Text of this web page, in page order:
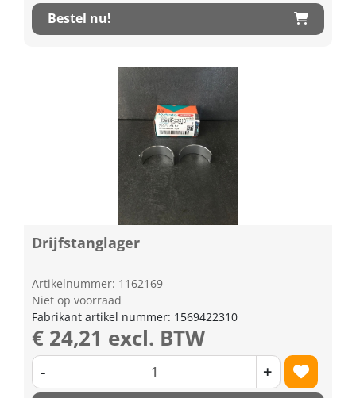
Bestel nu!
Drijfstanglager
Artikelnummer: 1162169
Niet op voorraad
Fabrikant artikel nummer: 1569422310
€ 24,21 excl. BTW
- +